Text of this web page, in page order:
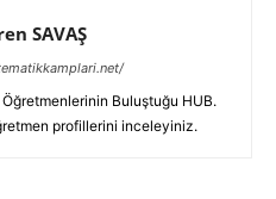
SAVAŞ
Buluştuğu HUB.
profillerini inceleyiniz.